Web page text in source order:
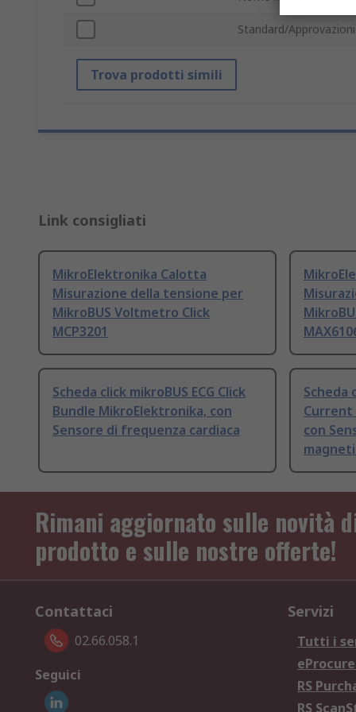
Standard/Approvazioni
Trova prodotti simili
Link consigliati
MikroElektronika Calotta
Misurazione della tensione per
MikroBUS Voltmetro Click
MCP3201
Scheda click mikroBUS ECG Click
Bundle MikroElektronika, con
Sensore di frequenza cardiaca
Scheda
Current
con
Rimani aggiornato sulle novità
prodotto e sulle nostre offerte!
Contattaci
02.66.058.1
Seguici
Servizi
Tutti i
RS
RS